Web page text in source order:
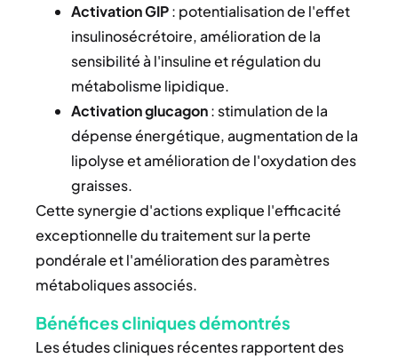
Activation GIP: potentialisation de l'effet
insulinosécrétoire, amélioration de la
sensibilité à l'insuline et régulation du
métabolisme lipidique.
Activation glucagon: stimulation de la
dépense énergétique, augmentation de la
lipolyse et amélioration de l'oxydation des
graisses.
Cette synergie d'actions explique l'efficacité
exceptionnelle du traitement sur la perte
pondérale et l'amélioration des paramètres
métaboliques associés.
Bénéfices cliniques démontrés
Les études cliniques récentes rapportent des